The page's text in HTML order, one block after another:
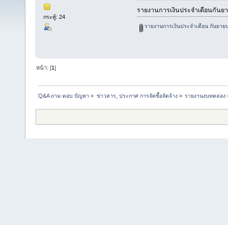
กระทู้: 24
รายงานการเงินประจำเดือนกันย
รายงานการเงินประจำเดือน กันยาย
หน้า: [1]
Q&A ถาม-ตอบ ปัญหา » ข่าวสาร, ประกาศ การจัดซื้อจัดจ้าง» รายงานงบทดลอง